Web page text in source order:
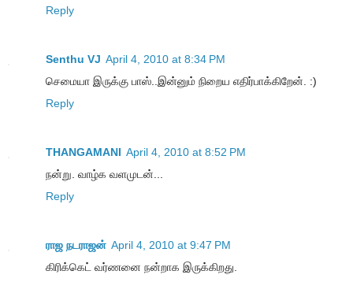
Reply
Senthu VJ April 4, 2010 at 8:34 PM
செமையா இருக்கு பாஸ்..இன்னும் நிறைய எதிர்பாக்கிறேன். :)
Reply
THANGAMANI April 4, 2010 at 8:52 PM
நன்று. வாழ்க வளமுடன்...
Reply
ராஜ நடராஜன் April 4, 2010 at 9:47 PM
கிரிக்கெட் வர்ணனை நன்றாக இருக்கிறது.